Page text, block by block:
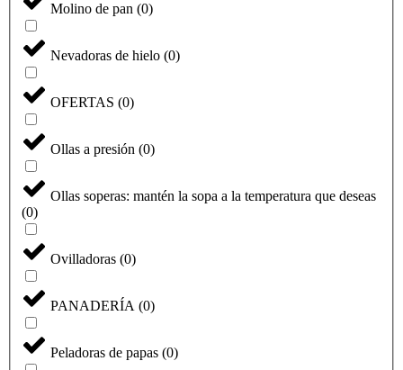
Molino de pan (0)
Nevadoras de hielo (0)
OFERTAS (0)
Ollas a presión (0)
Ollas soperas: mantén la sopa a la temperatura que deseas
(0)
Ovilladoras (0)
PANADERÍA (0)
Peladoras de papas (0)